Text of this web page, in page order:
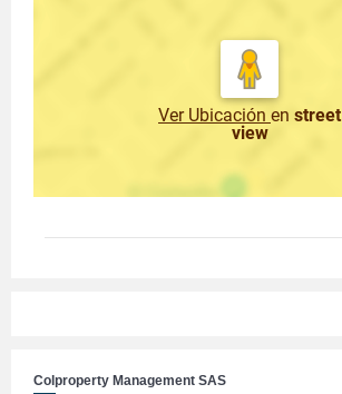
Ver Ubicación en street
view
Colproperty Management SAS